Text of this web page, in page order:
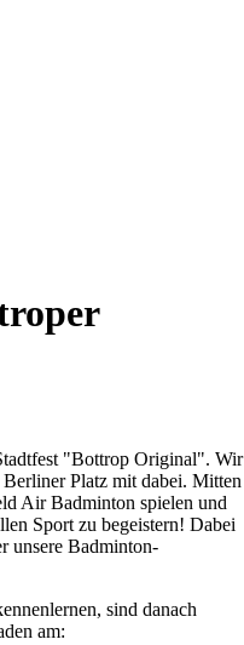
"Bottrop Original". Wir
Platz mit dabei. Mitten
Air Badminton spielen und
Sport zu begeistern! Dabei
unsere Badminton-
sind danach
am: